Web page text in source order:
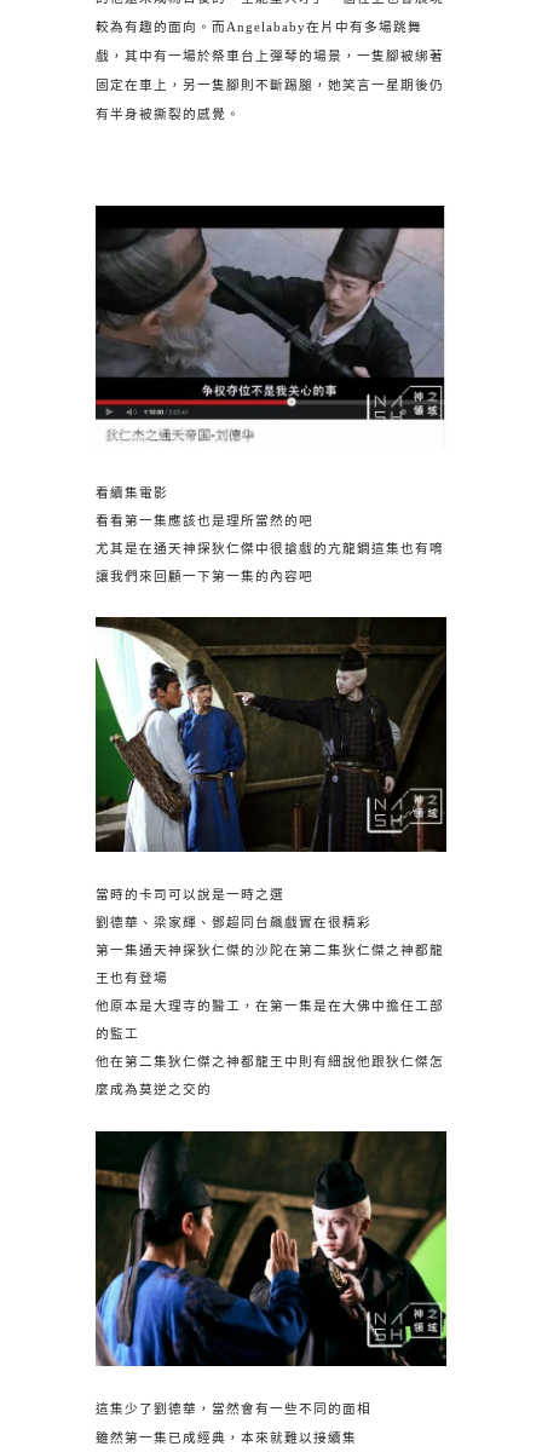
較為有趣的面向。而Angelababy在片中有多場跳舞
戲，其中有一場於祭車台上彈琴的場景，一隻腳被綁著
固定在車上，另一隻腳則不斷踢腿，她笑言一星期後仍
有半身被撕裂的感覺。
看續集電影
看看第一集應該也是理所當然的吧
尤其是在通天神探狄仁傑中很搶戲的亢龍鐧這集也有唷
讓我們來回顧一下第一集的內容吧
當時的卡司可以說是一時之選
劉德華、梁家輝、鄧超同台飆戲實在很精彩
第一集通天神探狄仁傑的沙陀在第二集狄仁傑之神都龍
王也有登場
他原本是大理寺的醫工，在第一集是在大佛中擔任工部
的監工
他在第二集狄仁傑之神都龍王中則有細說他跟狄仁傑怎
麼成為莫逆之交的
這集少了劉德華，當然會有一些不同的面相
雖然第一集已成經典，本來就難以接續集